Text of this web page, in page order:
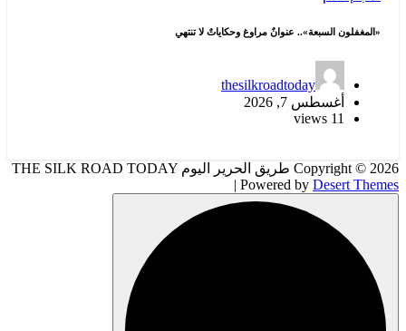
وحكاياتٌ لا تنتهي
Copyright © 2026 طريق الحرير اليوم THE SILK ROAD TODAY
|